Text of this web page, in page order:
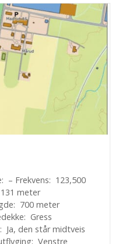
– Frekvens: 123,500
meter
700 meter
Gress
Ja, den står midtveis
Venstre